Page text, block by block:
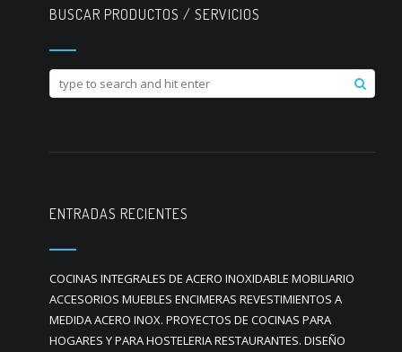
BUSCAR PRODUCTOS / SERVICIOS
ENTRADAS RECIENTES
COCINAS INTEGRALES DE ACERO INOXIDABLE MOBILIARIO
ACCESORIOS MUEBLES ENCIMERAS REVESTIMIENTOS A
MEDIDA ACERO INOX. PROYECTOS DE COCINAS PARA
HOGARES Y PARA HOSTELERIA RESTAURANTES. DISEÑO